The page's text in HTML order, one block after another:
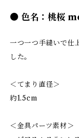
● 色名：桃桜
一つ一つ手縫いで仕
した。
＜てまり直径＞
約1.5cm
＜金具パーツ素材＞